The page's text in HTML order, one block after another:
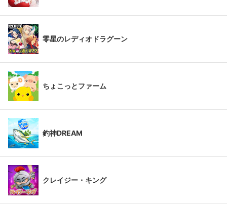
零星のレディオドラグーン
ちょこっとファーム
釣神DREAM
クレイジー・キング